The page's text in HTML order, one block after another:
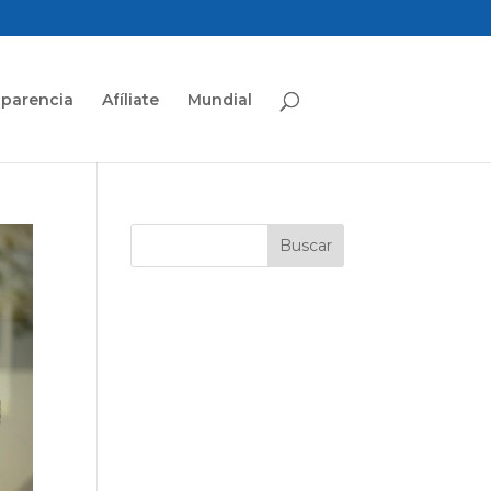
Afíliate Mundial